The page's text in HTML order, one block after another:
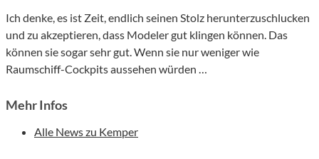
Ich denke, es ist Zeit, endlich seinen Stolz herunterzuschlucken
und zu akzeptieren, dass Modeler gut klingen können. Das
können sie sogar sehr gut. Wenn sie nur weniger wie
Raumschiff-Cockpits aussehen würden …
Mehr Infos
Alle News zu Kemper